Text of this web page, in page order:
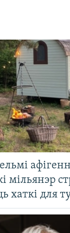
мільянэр
хаткі для